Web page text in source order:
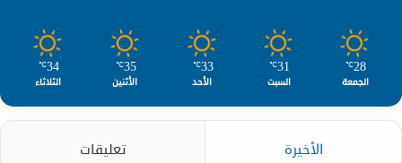
28
℃
الجمعة
31
℃
السبت
33
℃
الأحد
35
℃
الأثنين
34
℃
الثلاثاء
الأخيرة تعليقات